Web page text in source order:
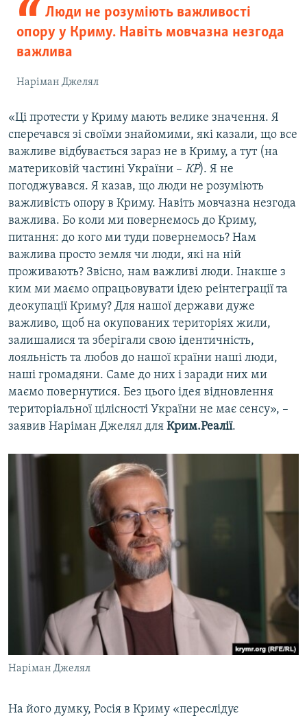
Люди не розуміють важливості
опору у Криму. Навіть мовчазна незгода
важлива
Наріман Джелял
«Ці протести у Криму мають велике значення. Я
сперечався зі своїми знайомими, які казали, що все
важливе відбувається зараз не в Криму, а тут (на
материковій частині України – КР). Я не
погоджувався. Я казав, що люди не розуміють
важливість опору в Криму. Навіть мовчазна незгода
важлива. Бо коли ми повернемось до Криму,
питання: до кого ми туди повернемось? Нам
важлива просто земля чи люди, які на ній
проживають? Звісно, нам важливі люди. Інакше з
ким ми маємо опрацьовувати ідею реінтеграції та
деокупації Криму? Для нашої держави дуже
важливо, щоб на окупованих територіях жили,
залишалися та зберігали свою ідентичність,
лояльність та любов до нашої країни наші люди,
наші громадяни. Саме до них і заради них ми
маємо повернутися. Без цього ідея відновлення
територіальної цілісності України не має сенсу», –
заявив Наріман Джелял для Крим.Реалії.
Наріман Джелял
На його думку, Росія в Криму «переслідує